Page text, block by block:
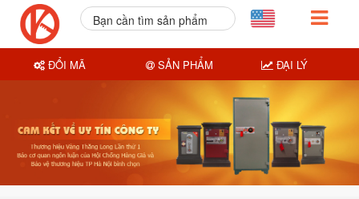
Bạn cần tìm sản phẩm
ĐỔI MÃ SẢN PHẨM ĐẠI LÝ